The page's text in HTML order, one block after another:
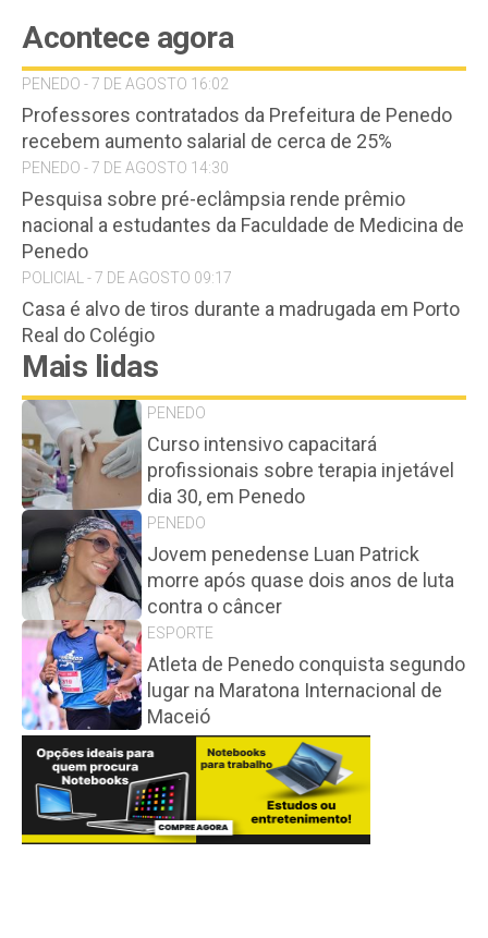
Acontece agora
PENEDO - 7 DE AGOSTO 16:02
Professores contratados da Prefeitura de Penedo
recebem aumento salarial de cerca de 25%
PENEDO - 7 DE AGOSTO 14:30
Pesquisa sobre pré-eclâmpsia rende prêmio
nacional a estudantes da Faculdade de Medicina de
Penedo
POLICIAL - 7 DE AGOSTO 09:17
Casa é alvo de tiros durante a madrugada em Porto
Real do Colégio
Mais lidas
PENEDO
Curso intensivo capacitará
profissionais sobre terapia injetável
dia 30, em Penedo
PENEDO
Jovem penedense Luan Patrick
morre após quase dois anos de luta
contra o câncer
ESPORTE
Atleta de Penedo conquista segundo
lugar na Maratona Internacional de
Maceió